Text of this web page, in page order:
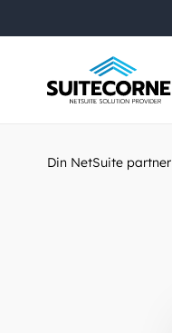
Din NetSuite partner